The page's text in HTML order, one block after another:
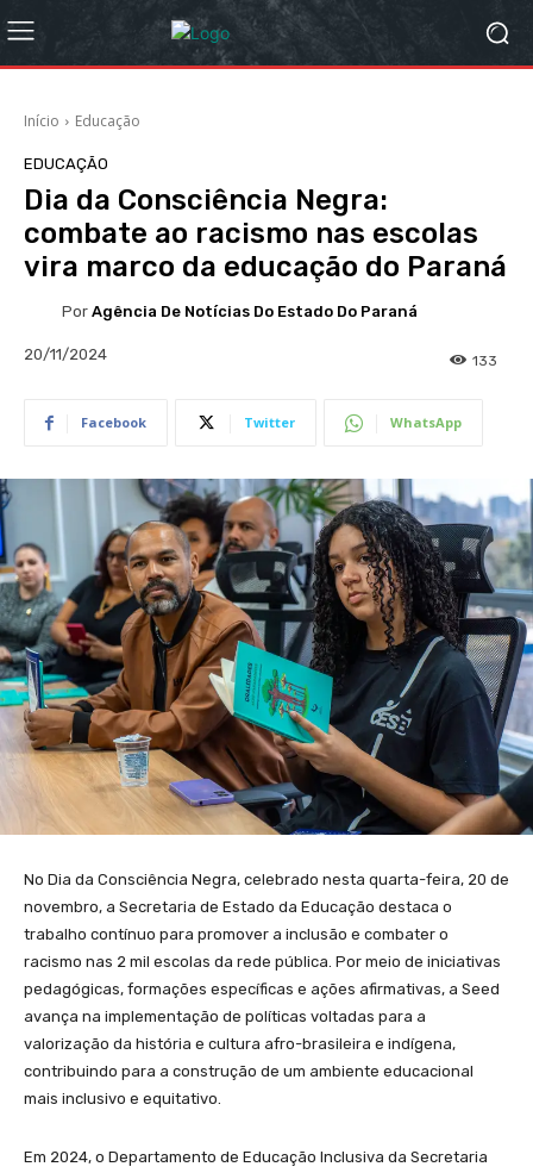
Início Educação
EDUCAÇÃO
Dia da Consciência Negra:
combate ao racismo nas escolas
vira marco da educação do Paraná
Por Agência De Notícias Do Estado Do Paraná
20/11/2024 133
Facebook Twitter WhatsApp
No Dia da Consciência Negra, celebrado nesta quarta-feira, 20 de
novembro, a Secretaria de Estado da Educação destaca o
trabalho contínuo para promover a inclusão e combater o
racismo nas 2 mil escolas da rede pública. Por meio de iniciativas
pedagógicas, formações específicas e ações afirmativas, a Seed
avança na implementação de políticas voltadas para a
valorização da história e cultura afro-brasileira e indígena,
contribuindo para a construção de um ambiente educacional
mais inclusivo e equitativo.
Em 2024, o Departamento de Educação Inclusiva da Secretaria